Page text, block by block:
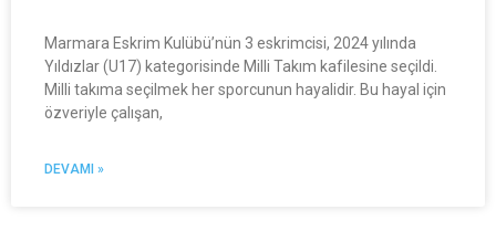
Marmara Eskrim Kulübü’nün 3 eskrimcisi, 2024 yılında
Yıldızlar (U17) kategorisinde Milli Takım kafilesine seçildi.
Milli takıma seçilmek her sporcunun hayalidir. Bu hayal için
özveriyle çalışan,
DEVAMI »